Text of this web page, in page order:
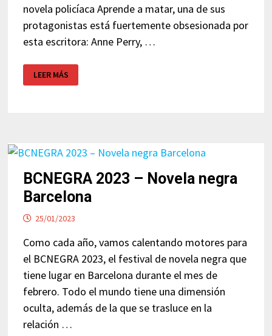
novela policíaca Aprende a matar, una de sus
protagonistas está fuertemente obsesionada por
esta escritora: Anne Perry, …
PERRY
LEER MÁS
BCNEGRA 2023 – Novela negra
Barcelona
25/01/2023
Como cada año, vamos calentando motores para
el BCNEGRA 2023, el festival de novela negra que
tiene lugar en Barcelona durante el mes de
febrero. Todo el mundo tiene una dimensión
oculta, además de la que se trasluce en la
relación …